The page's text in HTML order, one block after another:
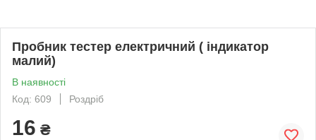
Пробник тестер електричний ( індикатор
малий)
В наявності
Код: 609
Роздріб
16 ₴